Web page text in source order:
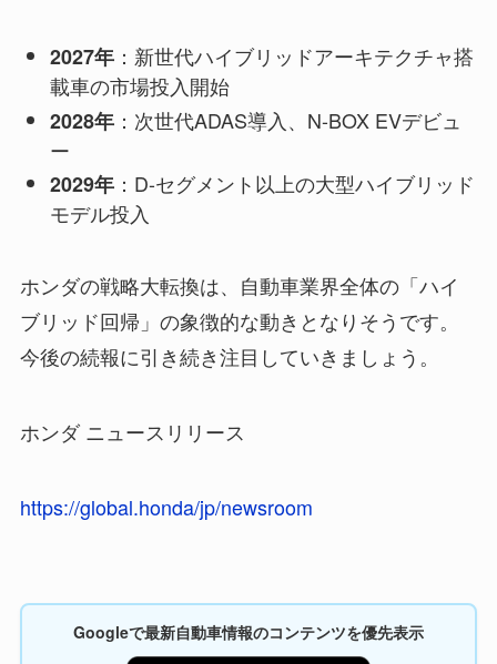
2027年：新世代ハイブリッドアーキテクチャ搭
載車の市場投入開始
2028年：次世代ADAS導入、N-BOX EVデビュ
ー
2029年：D-セグメント以上の大型ハイブリッド
モデル投入
ホンダの戦略大転換は、自動車業界全体の「ハイ
ブリッド回帰」の象徴的な動きとなりそうです。
今後の続報に引き続き注目していきましょう。
ホンダ ニュースリリース
https://global.honda/jp/newsroom
Googleで最新自動車情報のコンテンツを優先表示